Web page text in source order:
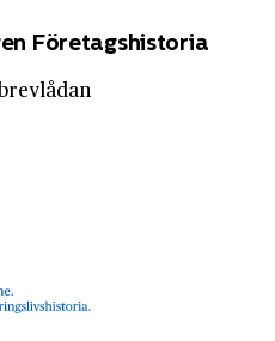
Företagshistoria